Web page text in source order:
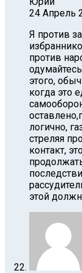
24 Апрель
Я против
против
этого,
когда это
логично,
стреляя
контакт,
этой